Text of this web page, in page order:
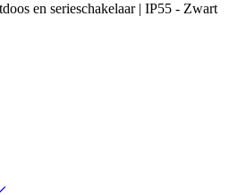
en serieschakelaar | IP55 - Zwart